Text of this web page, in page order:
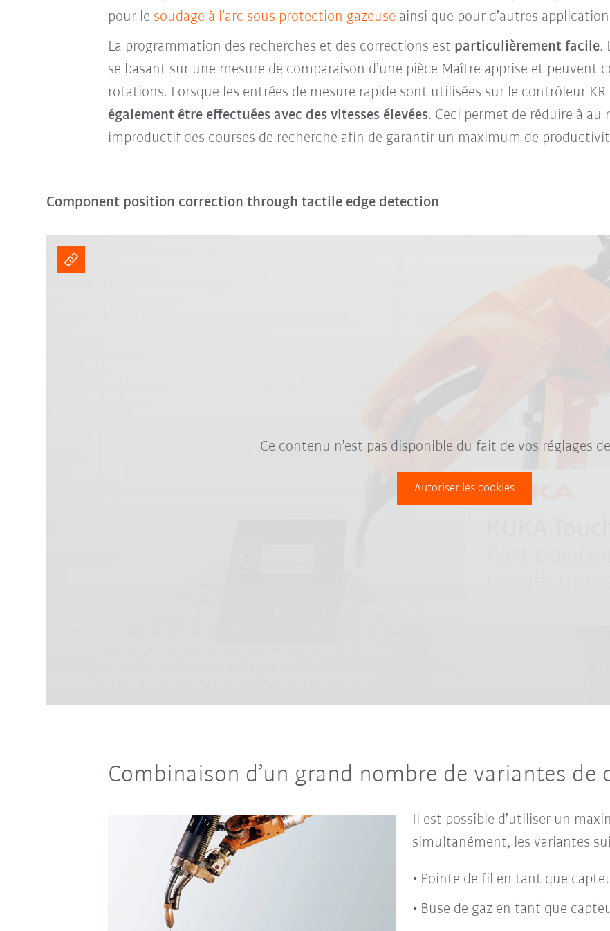
pour le soudage à l’arc sous protection gazeuse ainsi que pour d’autres
La programmation des recherches et des corrections est particulièrement facile.
se basant sur une mesure de comparaison d’une pièce Maître apprise et peuvent
rotations. Lorsque les entrées de mesure rapide sont utilisées sur le contrôleur KR
égalementêtre effectuées avec des vitesses élevées. Ceci permet de réduire à
improductif des courses de recherche afin de garantir un maximum de
Component position correction through tactile edge detection
Ce contenu n’est pas disponible du fait de vos réglages
Autoriser les cookies
Combinaison d’un grand nombre de variantes de
Il est possible d’utiliser un
simultanément, les variantes
Pointe de fil en tant que
Buse de gaz en tant que